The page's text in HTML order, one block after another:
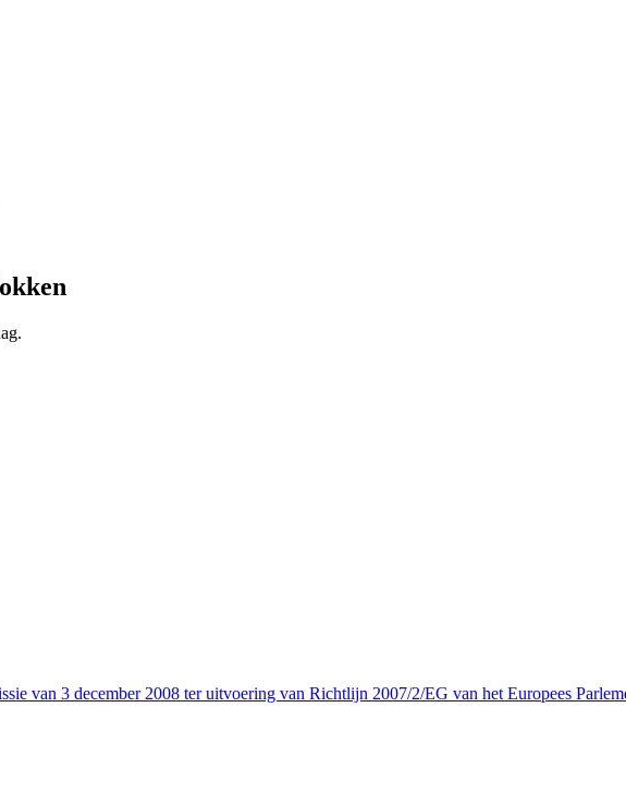
van 3 december 2008 ter uitvoering van Richtlijn 2007/2/EG van het Europees